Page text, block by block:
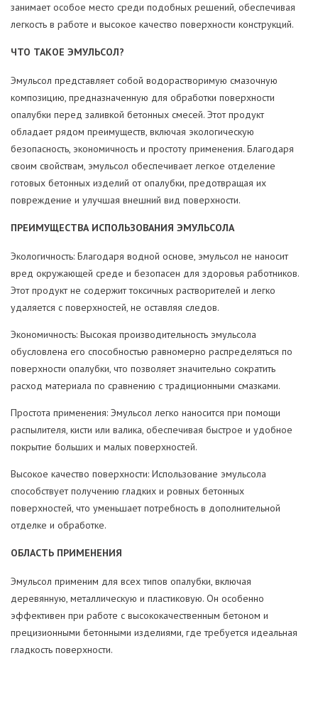
занимает особое место среди подобных решений, обеспечивая
легкость в работе и высокое качество поверхности конструкций.
ЧТО ТАКОЕ ЭМУЛЬСОЛ?
Эмульсол представляет собой водорастворимую смазочную
композицию, предназначенную для обработки поверхности
опалубки перед заливкой бетонных смесей. Этот продукт
обладает рядом преимуществ, включая экологическую
безопасность, экономичность и простоту применения. Благодаря
своим свойствам, эмульсол обеспечивает легкое отделение
готовых бетонных изделий от опалубки, предотвращая их
повреждение и улучшая внешний вид поверхности.
ПРЕИМУЩЕСТВА ИСПОЛЬЗОВАНИЯ ЭМУЛЬСОЛА
Экологичность: Благодаря водной основе, эмульсол не наносит
вред окружающей среде и безопасен для здоровья работников.
Этот продукт не содержит токсичных растворителей и легко
удаляется с поверхностей, не оставляя следов.
Экономичность: Высокая производительность эмульсола
обусловлена его способностью равномерно распределяться по
поверхности опалубки, что позволяет значительно сократить
расход материала по сравнению с традиционными смазками.
Простота применения: Эмульсол легко наносится при помощи
распылителя, кисти или валика, обеспечивая быстрое и удобное
покрытие больших и малых поверхностей.
Высокое качество поверхности: Использование эмульсола
способствует получению гладких и ровных бетонных
поверхностей, что уменьшает потребность в дополнительной
отделке и обработке.
ОБЛАСТЬ ПРИМЕНЕНИЯ
Эмульсол применим для всех типов опалубки, включая
деревянную, металлическую и пластиковую. Он особенно
эффективен при работе с высококачественным бетоном и
прецизионными бетонными изделиями, где требуется идеальная
гладкость поверхности.